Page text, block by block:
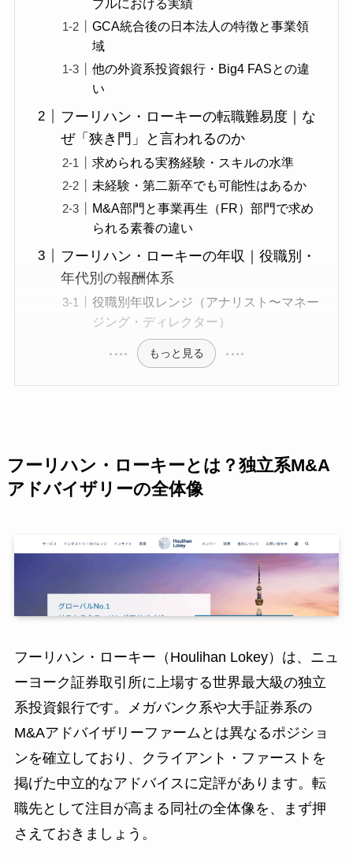
ブルにおける実績
GCA統合後の日本法人の特徴と事業領
域
他の外資系投資銀行・Big4 FASとの違
い
フーリハン・ローキーの転職難易度｜な
ぜ「狭き門」と言われるのか
求められる実務経験・スキルの水準
未経験・第二新卒でも可能性はあるか
M&A部門と事業再生（FR）部門で求め
られる素養の違い
フーリハン・ローキーの年収｜役職別・
年代別の報酬体系
役職別年収レンジ（アナリスト〜マネー
ジング・ディレクター）
もっと見る
フーリハン・ローキーとは？独立系M&A
アドバイザリーの全体像
フーリハン・ローキー（Houlihan Lokey）は、ニュ
ーヨーク証券取引所に上場する世界最大級の独立
系投資銀行です。メガバンク系や大手証券系の
M&Aアドバイザリーファームとは異なるポジショ
ンを確立しており、クライアント・ファーストを
掲げた中立的なアドバイスに定評があります。転
職先として注目が高まる同社の全体像を、まず押
さえておきましょう。